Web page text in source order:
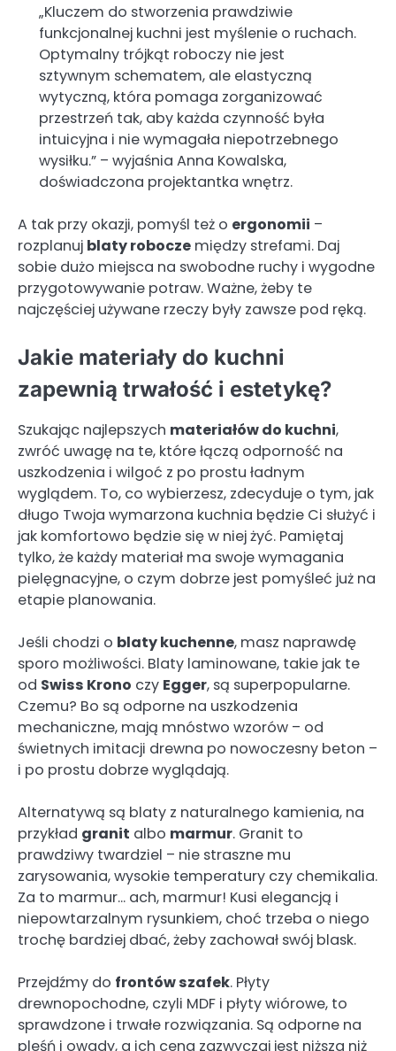
„Kluczem do stworzenia prawdziwie
funkcjonalnej kuchni jest myślenie o ruchach.
Optymalny trójkąt roboczy nie jest
sztywnym schematem, ale elastyczną
wytyczną, która pomaga zorganizować
przestrzeń tak, aby każda czynność była
intuicyjna i nie wymagała niepotrzebnego
wysiłku.” – wyjaśnia Anna Kowalska,
doświadczona projektantka wnętrz.
A tak przy okazji, pomyśl też o ergonomii –
rozplanuj blaty robocze między strefami. Daj
sobie dużo miejsca na swobodne ruchy i wygodne
przygotowywanie potraw. Ważne, żeby te
najczęściej używane rzeczy były zawsze pod ręką.
Jakie materiały do kuchni
zapewnią trwałość i estetykę?
Szukając najlepszych materiałów do kuchni,
zwróć uwagę na te, które łączą odporność na
uszkodzenia i wilgoć z po prostu ładnym
wyglądem. To, co wybierzesz, zdecyduje o tym, jak
długo Twoja wymarzona kuchnia będzie Ci służyć i
jak komfortowo będzie się w niej żyć. Pamiętaj
tylko, że każdy materiał ma swoje wymagania
pielęgnacyjne, o czym dobrze jest pomyśleć już na
etapie planowania.
Jeśli chodzi o blaty kuchenne, masz naprawdę
sporo możliwości. Blaty laminowane, takie jak te
od Swiss Krono czy Egger, są superpopularne.
Czemu? Bo są odporne na uszkodzenia
mechaniczne, mają mnóstwo wzorów – od
świetnych imitacji drewna po nowoczesny beton –
i po prostu dobrze wyglądają.
Alternatywą są blaty z naturalnego kamienia, na
przykład granit albo marmur. Granit to
prawdziwy twardziel – nie straszne mu
zarysowania, wysokie temperatury czy chemikalia.
Za to marmur… ach, marmur! Kusi elegancją i
niepowtarzalnym rysunkiem, choć trzeba o niego
trochę bardziej dbać, żeby zachował swój blask.
Przejdźmy do frontów szafek. Płyty
drewnopochodne, czyli MDF i płyty wiórowe, to
sprawdzone i trwałe rozwiązania. Są odporne na
pleśń i owady, a ich cena zazwyczaj jest niższa niż